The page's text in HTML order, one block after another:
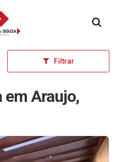
inicial
Filtrar
em Araujo,